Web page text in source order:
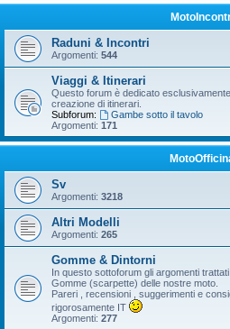
Raduni & Incontri
Argomenti: 544
Viaggi & Itinerari
Questo forum è dedicato
creazione di itinerari.
Subforum:
Gambe sotto il tavolo
Argomenti: 171
Sv
Argomenti: 3218
Altri Modelli
Argomenti: 265
Gomme & Dintorni
In questo sottoforum gli argomenti
Gomme (scarpette) delle nostre moto.
Pareri , recensioni , suggerimenti e
rigorosamente IT
Argomenti: 277